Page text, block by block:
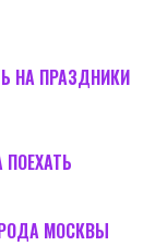
НА ПРАЗДНИКИ
МОСКВЫ